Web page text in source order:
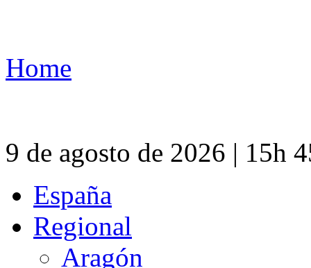
Home
9 de agosto de 2026 | 15h
España
Regional
Aragón